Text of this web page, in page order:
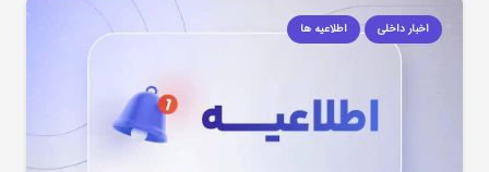
اخبار داخلی اطلاعیه ها